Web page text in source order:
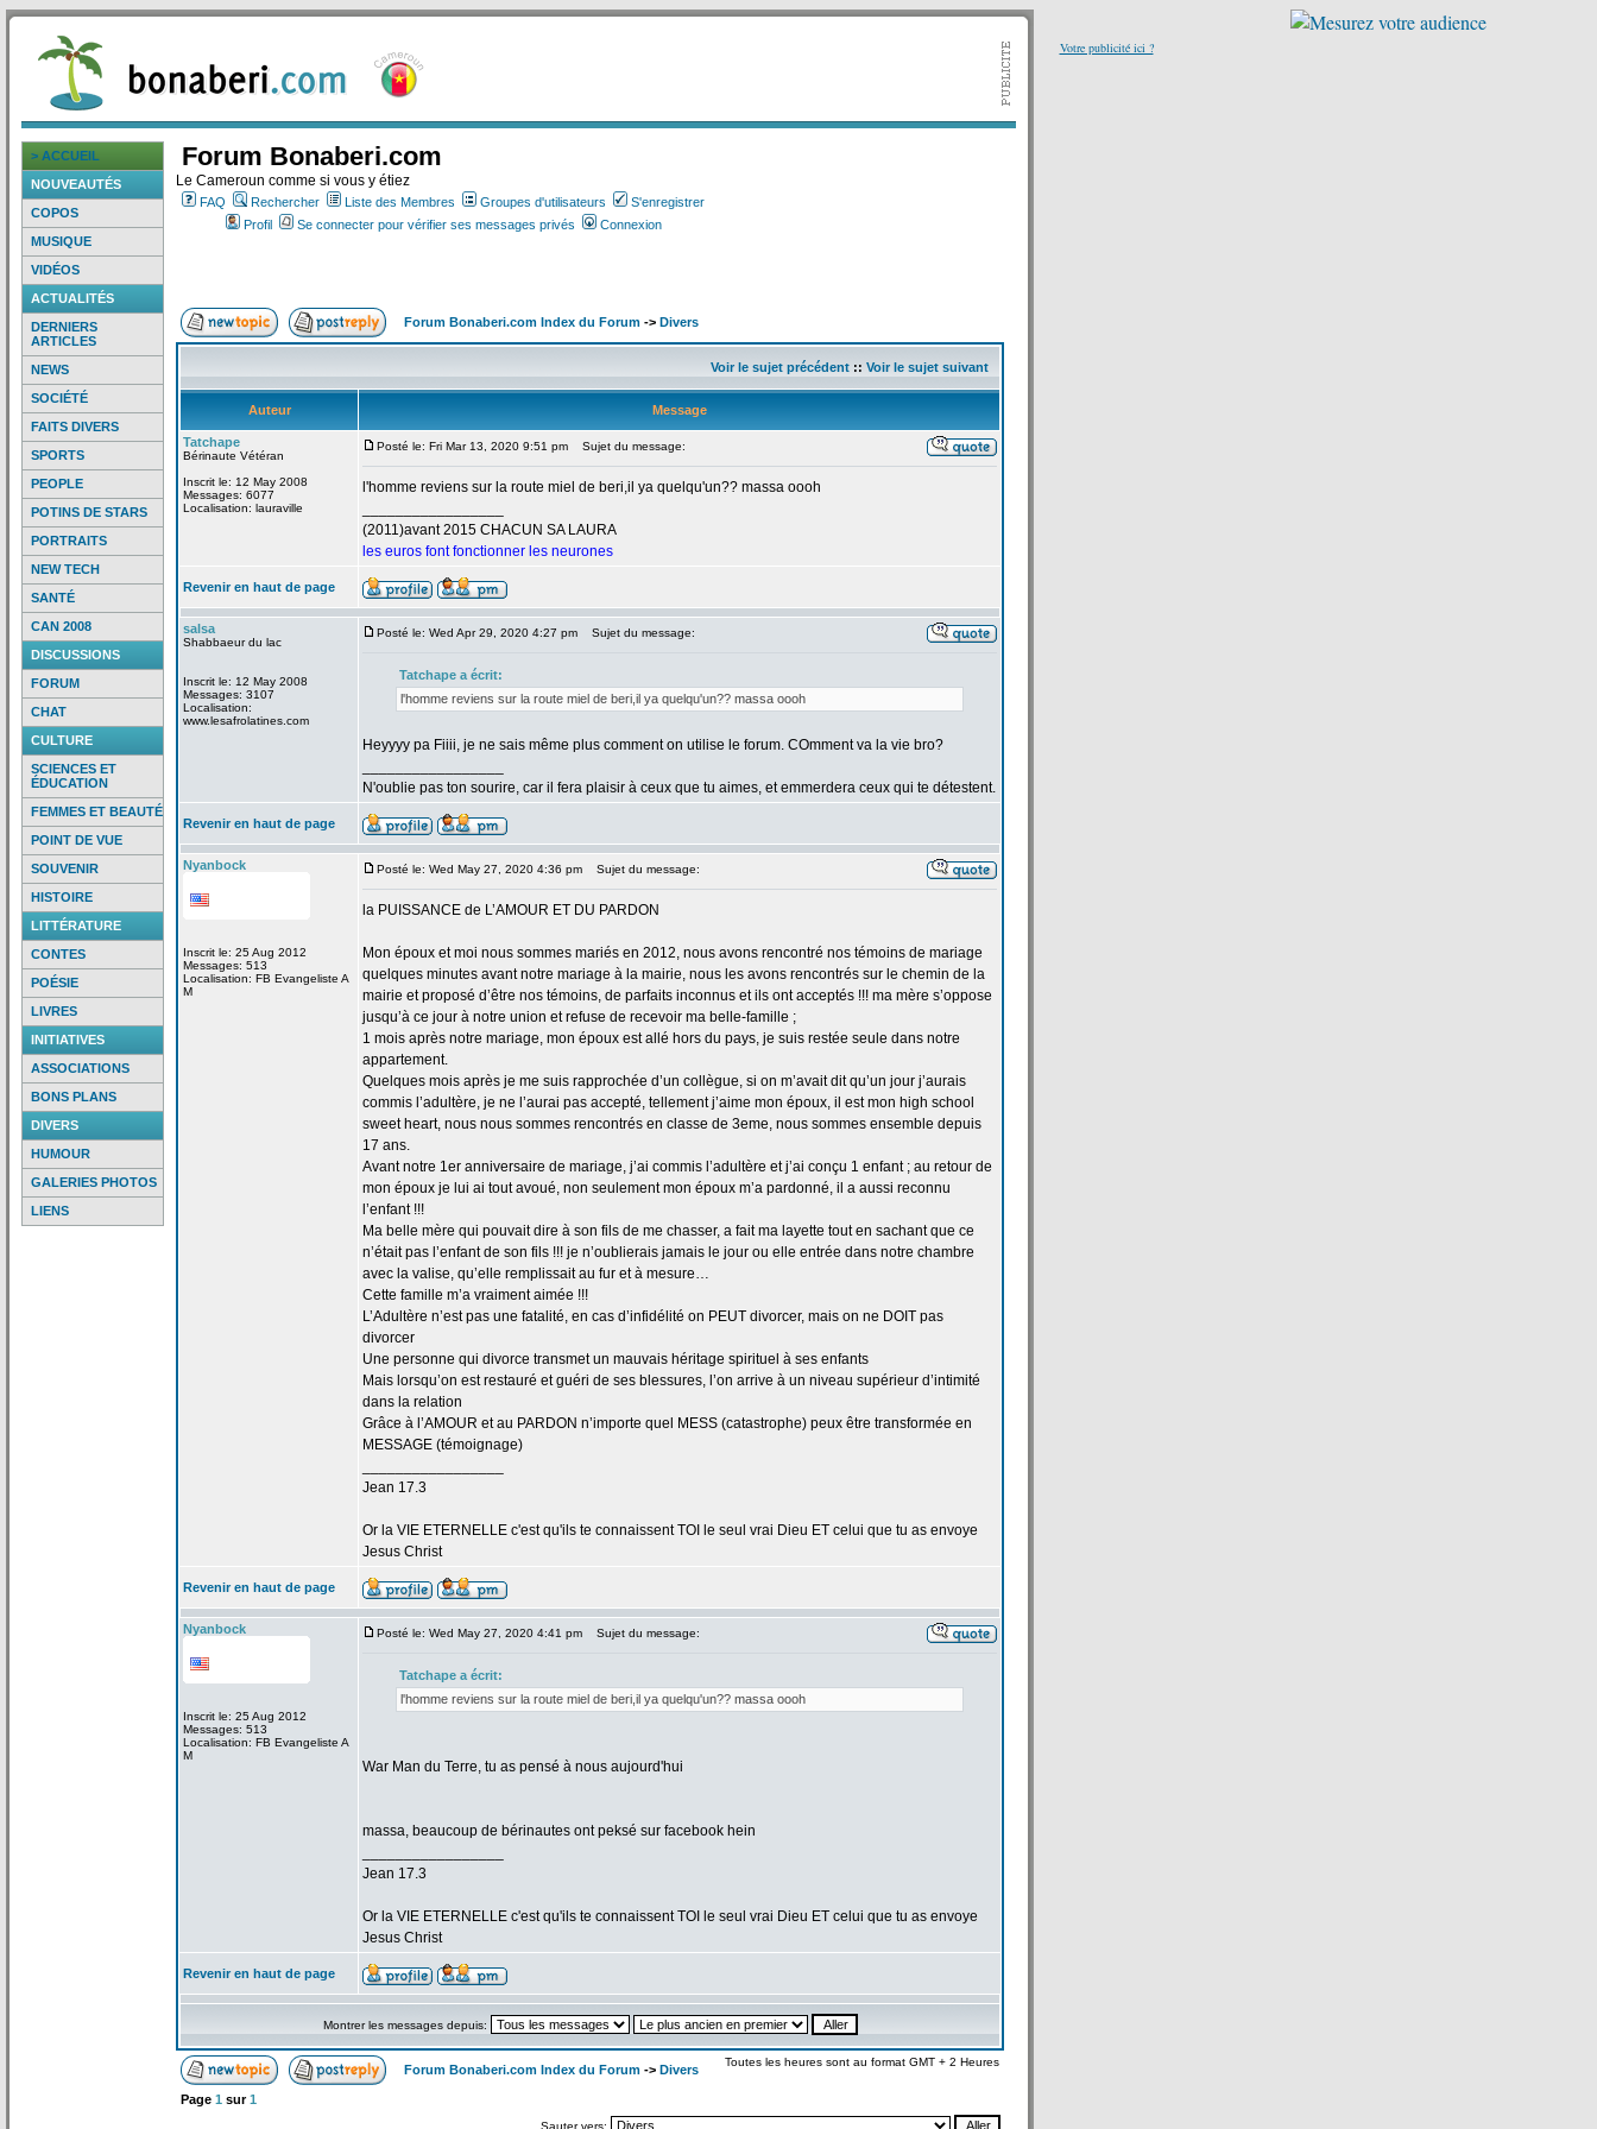
> ACCUEIL
NOUVEAUTÉS
COPOS
MUSIQUE
VIDÉOS
ACTUALITÉS
DERNIERS
ARTICLES
NEWS
SOCIÉTÉ
FAITS DIVERS
SPORTS
PEOPLE
POTINS DE STARS
PORTRAITS
NEW TECH
SANTÉ
CAN 2008
DISCUSSIONS
FORUM
CHAT
CULTURE
SCIENCES ET
ÉDUCATION
FEMMES ET BEAUTÉ
POINT DE VUE
SOUVENIR
HISTOIRE
LITTÉRATURE
CONTES
POÉSIE
LIVRES
INITIATIVES
ASSOCIATIONS
BONS PLANS
DIVERS
HUMOUR
GALERIES PHOTOS
LIENS
Forum Bonaberi.com
Le Cameroun comme si vous y étiez
FAQ Rechercher Liste des Membres Groupes d'utilisateurs
S'enregistrer
Profil
Se connecter pour vérifier ses messages privés Connexion
Forum Bonaberi.com Index du Forum -> Divers
Voir le sujet précédent :: Voir le sujet suivant
Auteur Message
Tatchape
Bérinaute Vétéran
Inscrit le: 12 May 2008
Messages: 6077
Localisation: lauraville
Posté le: Fri Mar 13, 2020 9:51 pm Sujet du message:
l'homme reviens sur la route miel de beri,il ya quelqu'un?? massa oooh
(2011)avant 2015 CHACUN SA LAURA
les euros font fonctionner les neurones
Revenir en haut de page
salsa
Shabbaeur du lac
Inscrit le: 12 May 2008
Messages: 3107
Localisation:
www.lesafrolatines.com
Posté le: Wed Apr 29, 2020 4:27 pm Sujet du message:
Tatchape a écrit:
l'homme reviens sur la route miel de beri,il ya quelqu'un?? massa oooh
Heyyyy pa Fiiii, je ne sais même plus comment on utilise le forum. COmment va la vie bro?
N'oublie pas ton sourire, car il fera plaisir à ceux que tu aimes, et emmerdera ceux qui te détestent.
Revenir en haut de page
Nyanbock
Inscrit le: 25 Aug 2012
Messages: 513
Localisation: FB Evangeliste A
M
Posté le: Wed May 27, 2020 4:36 pm Sujet du message:
la PUISSANCE de L’AMOUR ET DU PARDON
Mon époux et moi nous sommes mariés en 2012, nous avons rencontré nos témoins de mariage
quelques minutes avant notre mariage à la mairie, nous les avons rencontrés sur le chemin de la
mairie et proposé d’être nos témoins, de parfaits inconnus et ils ont acceptés !!! ma mère s’oppose
jusqu’à ce jour à notre union et refuse de recevoir ma belle-famille ;
1 mois après notre mariage, mon époux est allé hors du pays, je suis restée seule dans notre
appartement.
Quelques mois après je me suis rapprochée d’un collègue, si on m’avait dit qu’un jour j’aurais
commis l’adultère, je ne l’aurai pas accepté, tellement j’aime mon époux, il est mon high school
sweet heart, nous nous sommes rencontrés en classe de 3eme, nous sommes ensemble depuis
17 ans.
Avant notre 1er anniversaire de mariage, j’ai commis l’adultère et j’ai conçu 1 enfant ; au retour de
mon époux je lui ai tout avoué, non seulement mon époux m’a pardonné, il a aussi reconnu
l’enfant !!!
Ma belle mère qui pouvait dire à son fils de me chasser, a fait ma layette tout en sachant que ce
n’était pas l’enfant de son fils !!! je n’oublierais jamais le jour ou elle entrée dans notre chambre
avec la valise, qu’elle remplissait au fur et à mesure…
Cette famille m’a vraiment aimée !!!
L’Adultère n’est pas une fatalité, en cas d’infidélité on PEUT divorcer, mais on ne DOIT pas
divorcer
Une personne qui divorce transmet un mauvais héritage spirituel à ses enfants
Mais lorsqu’on est restauré et guéri de ses blessures, l’on arrive à un niveau supérieur d’intimité
dans la relation
Grâce à l’AMOUR et au PARDON n’importe quel MESS (catastrophe) peux être transformée en
MESSAGE (témoignage)
Jean 17.3
Or la VIE ETERNELLE c'est qu'ils te connaissent TOI le seul vrai Dieu ET celui que tu as envoye
Jesus Christ
Revenir en haut de page
Nyanbock
Inscrit le: 25 Aug 2012
Messages: 513
Localisation: FB Evangeliste A
M
Posté le: Wed May 27, 2020 4:41 pm Sujet du message:
Tatchape a écrit:
l'homme reviens sur la route miel de beri,il ya quelqu'un?? massa oooh
War Man du Terre, tu as pensé à nous aujourd'hui
massa, beaucoup de bérinautes ont peksé sur facebook hein
Jean 17.3
Or la VIE ETERNELLE c'est qu'ils te connaissent TOI le seul vrai Dieu ET celui que tu as envoye
Jesus Christ
Revenir en haut de page
Montrer les messages depuis:
Forum Bonaberi.com Index du Forum -> Divers
Toutes les heures sont au format GMT + 2 Heures
Page 1 sur1
Sauter vers:
Votre publicité ici ?